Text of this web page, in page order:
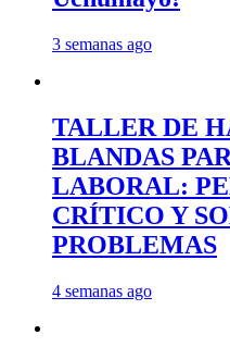
3 semanas ago
TALLER DE
BLANDAS
LABORAL:
CRÍTICO Y
PROBLEMAS
4 semanas ago